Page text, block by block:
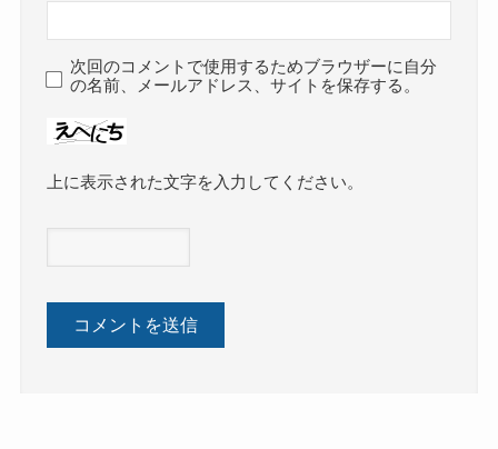
次回のコメントで使用するためブラウザーに自分
の名前、メールアドレス、サイトを保存する。
上に表示された文字を入力してください。